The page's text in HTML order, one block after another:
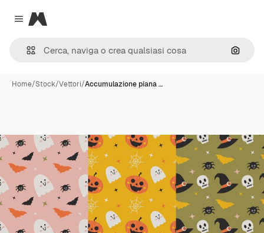
Close menu
Magnific
Cerca
Home/Stock/Vettori/Accumulazione piana …